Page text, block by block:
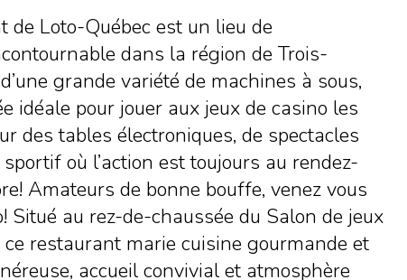
de Loto-Québec est un lieu de
dans la région de Trois-
grande variété de machines à sous,
idéale pour jouer aux jeux de casino les
des tables électroniques, de spectacles
où l’action est toujours au rendez-
Amateurs de bonne bouffe, venez vous
Situé au rez-de-chaussée du Salon de jeux
ce restaurant marie cuisine gourmande et
accueil convivial et atmosphère